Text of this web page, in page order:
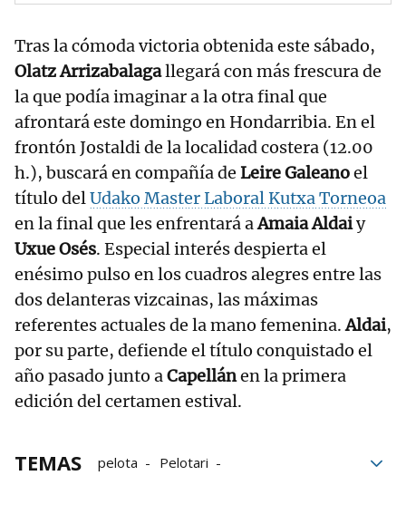
Tras la cómoda victoria obtenida este sábado,
Olatz Arrizabalagallegará con más frescura de
la que podía imaginar a la otra final que
afrontará este domingo en Hondarribia. En el
frontón Jostaldi de la localidad costera (12.00
h.), buscará en compañía de Leire Galeanoel
título delUdako Master Laboral Kutxa Torneoa
en la final que les enfrentará aAmaia Aldaiy
Uxue Osés. Especial interés despierta el
enésimo pulso en los cuadros alegres entre las
dos delanteras vizcainas, las máximas
referentes actuales de la mano femenina.Aldai,
por su parte, defiende el título conquistado el
año pasado junto aCapellánen la primera
edición del certamen estival.
TEMAS pelota
Pelotari